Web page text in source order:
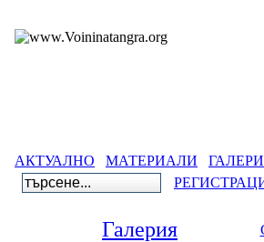
АКТУАЛНО МАТЕРИАЛИ
Галерия